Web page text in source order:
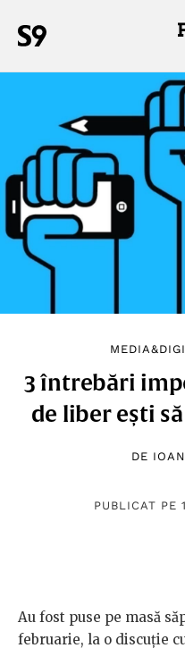
3 întrebări
de liber ești
DE
PUBLICAT PE
Au fost puse pe masă
februarie, la o discuție